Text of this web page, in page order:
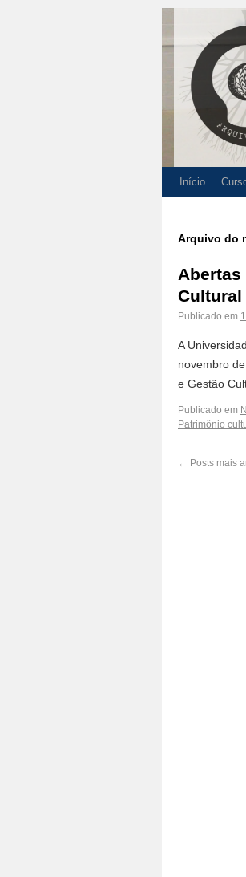
Início
Arquivo do
Cultural
Publicado em
A
novembro
e Gestão
Publicado em
Patrimônio
← Posts mais